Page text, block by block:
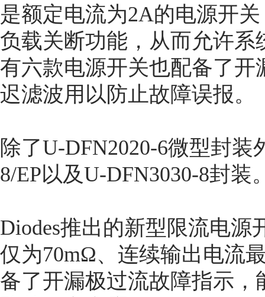
是额定电流为2A的电源开
负载关断功能，从而允许
有六款电源开关也配备了开
迟滤波用以防止故障误报。
除了U-DFN2020-6微型封装
8/EP以及U-DFN3030-8封装
Diodes推出的新型限流电
仅为70mΩ、连续输出电流
备了开漏极过流故障指示